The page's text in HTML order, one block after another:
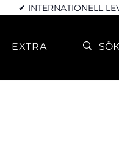
✔ INTERNATIONELL
EXTRA